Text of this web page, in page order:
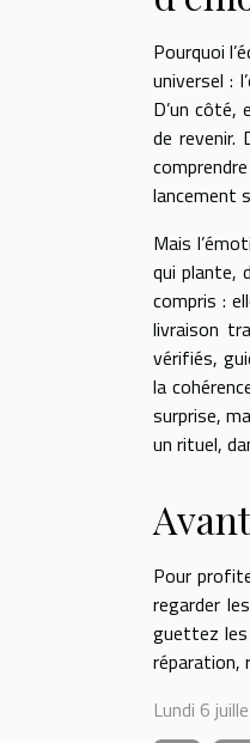
Pourquoi
universel :
D’un côté,
de revenir.
lancement
Mais
qui plante,
compris :
livraison
vérifiés,
la
surprise,
un rituel,
Pour
regarder
guettez
réparation,
Lundi 6